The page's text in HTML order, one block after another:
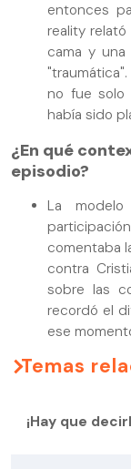
entonces
reality
cama y
no fue solo
había sido
¿En qué
episodio?
La
comentaba
contra
sobre las
recordó el
ese
Temas
¡Hay que